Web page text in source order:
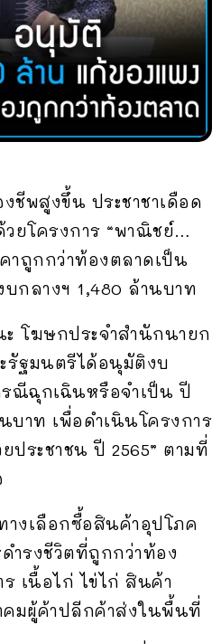
ชีพสูงขึ้น ประชาชาเดือด
ยโครงการ “พาณิชย์…
าถูกกว่าท้องตลาดเป็น
บกลางฯ 1,480 ล้านบาท
โฆษกประจำสำนักนายก
รัฐมนตรีได้อนุมัติงบ
รณีฉุกเฉินหรือจำเป็น ปี
บาท เพื่อดำเนินโครงการ
ประชาชน ปี 2565” ตามที่
างเลือกซื้อสินค้าอุปโภค
ำรงชีวิตที่ถูกกว่าท้อง
เนื้อไก่ ไข่ไก่ สินค้า
มผู้ค้าปลีกค้าส่งในพื้นที่